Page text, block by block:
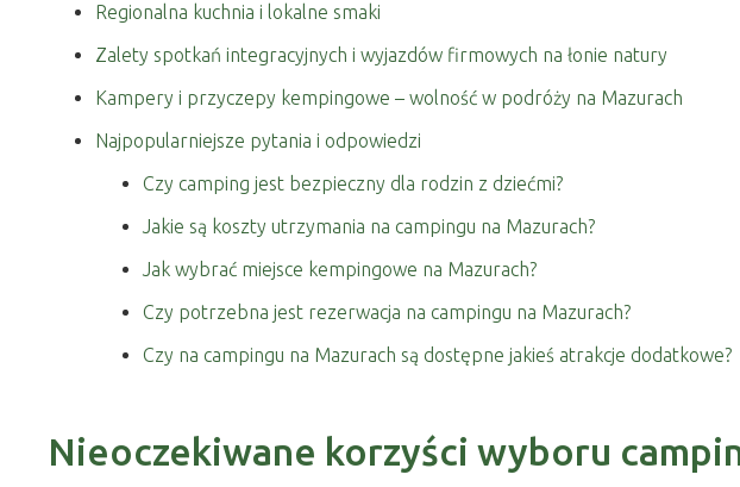
Regionalna kuchnia i lokalne smaki
Zalety spotkań integracyjnych i wyjazdów firmowych na łonie natury
Kampery i przyczepy kempingowe – wolność w podróży na Mazurach
Najpopularniejsze pytania i odpowiedzi
Czy camping jest bezpieczny dla rodzin z dziećmi?
Jakie są koszty utrzymania na campingu na Mazurach?
Jak wybrać miejsce kempingowe na Mazurach?
Czy potrzebna jest rezerwacja na campingu na Mazurach?
Czy na campingu na Mazurach są dostępne jakieś atrakcje dodatkowe?
Nieoczekiwane korzyści wyboru